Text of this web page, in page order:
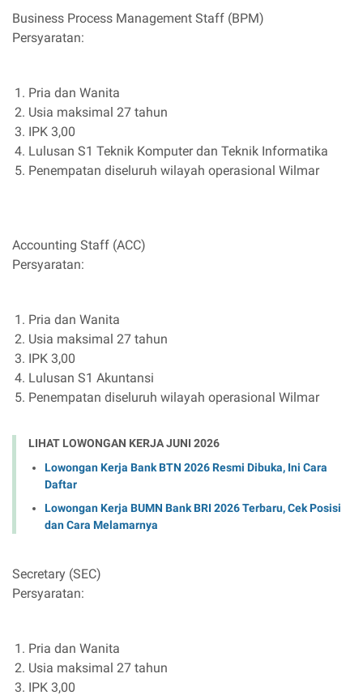
Business Process Management Staff (BPM)
Persyaratan:
Pria dan Wanita
Usia maksimal 27 tahun
IPK 3,00
Lulusan S1 Teknik Komputer dan Teknik Informatika
Penempatan diseluruh wilayah operasional Wilmar
Accounting Staff (ACC)
Persyaratan:
Pria dan Wanita
Usia maksimal 27 tahun
IPK 3,00
Lulusan S1 Akuntansi
Penempatan diseluruh wilayah operasional Wilmar
LIHAT LOWONGAN KERJA JUNI 2026
Lowongan Kerja Bank BTN 2026 Resmi Dibuka, Ini Cara
Daftar
Lowongan Kerja BUMN Bank BRI 2026 Terbaru, Cek Posisi
dan Cara Melamarnya
Secretary (SEC)
Persyaratan:
Pria dan Wanita
Usia maksimal 27 tahun
IPK 3,00